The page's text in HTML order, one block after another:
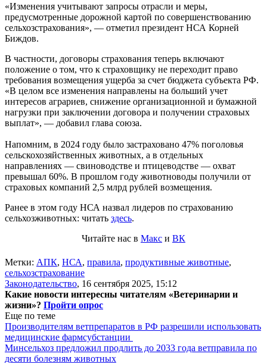
«Изменения учитывают запросы отрасли и меры,
предусмотренные дорожной картой по совершенствованию
сельхозстрахования», — отметил президент НСА Корней
Биждов.
В частности, договоры страхования теперь включают
положение о том, что к страховщику не переходит право
требования возмещения ущерба за счет бюджета субъекта РФ.
«В целом все изменения направлены на больший учет
интересов аграриев, снижение организационной и бумажной
нагрузки при заключении договора и получении страховых
выплат», — добавил глава союза.
Напомним, в 2024 году было застраховано 47% поголовья
сельскохозяйственных животных, а в отдельных
направлениях — свиноводстве и птицеводстве — охват
превышал 60%. В прошлом году животноводы получили от
страховых компаний 2,5 млрд рублей возмещения.
Ранее в этом году НСА назвал лидеров по страхованию
сельхозживотных: читать здесь.
Читайте нас в Макс и ВК
Метки: АПК, НСА, правила, продуктивные животные,
сельхозстрахование
Законодательство, 16 сентября 2025, 15:12
Какие новости интересны читателям «Ветеринарии и
жизни»? Пройти опрос
Еще по теме
Производителям ветпрепаратов в РФ разрешили использовать
медицинские фармсубстанции
Минсельхоз предложил продлить до 2033 года ветправила по
десяти болезням животных